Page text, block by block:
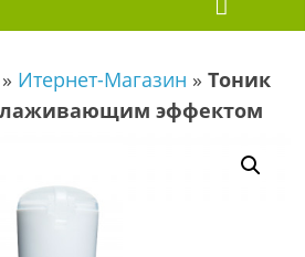
» Итернет-Магазин »Тоник
эффектом